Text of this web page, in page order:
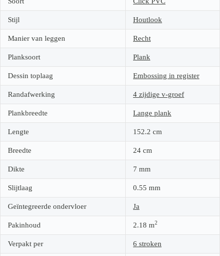
Stijl Houtlook
Manier van leggen Recht
Planksoort Plank
Dessin toplaag Embossing in register
Randafwerking 4 zijdige v-groef
Plankbreedte Lange plank
Lengte 152.2 cm
Breedte 24 cm
Dikte 7 mm
Slijtlaag 0.55 mm
Geïntegreerde ondervloer Ja
Pakinhoud 2.18 m2
Verpakt per 6 stroken